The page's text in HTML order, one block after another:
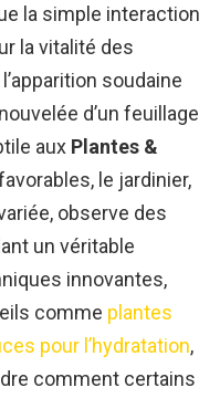
la simple interaction
la vitalité des
soudaine
d’un feuillage
aux Plantes &
le jardinier,
observe des
un véritable
innovantes,
comme plantes
pour l’hydratation,
comment certains